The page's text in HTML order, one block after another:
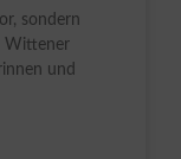
sondern
Wittener
und